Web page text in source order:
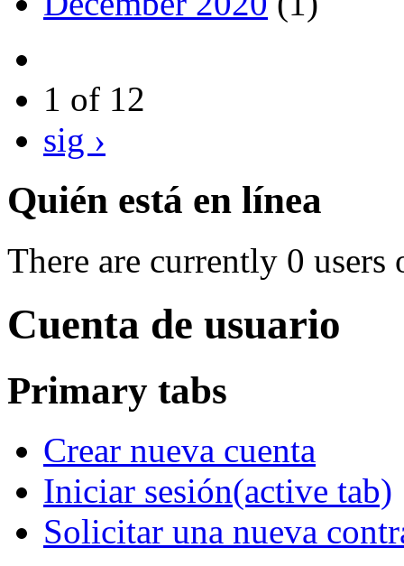
1 of 12
sig ›
Quién está en línea
There are currently 0 users
Cuenta de usuario
Primary tabs
Crear nueva cuenta
Iniciar sesión(active tab)
Solicitar una nueva